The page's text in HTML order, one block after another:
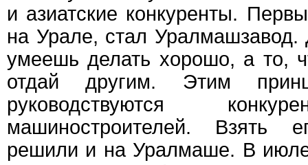
и азиатские конкуренты.
на Урале, стал Уралмашзавод.
умеешь делать хорошо, а то,
отдай другим. Этим
руководствуются
машиностроителей. Взять
решили и на Уралмаше. В